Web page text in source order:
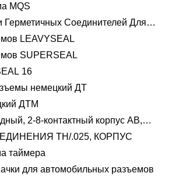
MQS
Герметичных Соединителей Для
Эксплуатации
LEAVYSEAL
SUPERSEAL
16
немецкий ДТ
ДТМ
2-8-контактный корпус AB,
TH/.025, КОРПУС
таймера
для автомобильных разъемов